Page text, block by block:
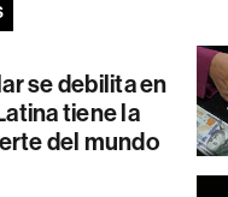
se debilita en
tiene la
del mundo